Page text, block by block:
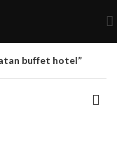
buffet hotel”